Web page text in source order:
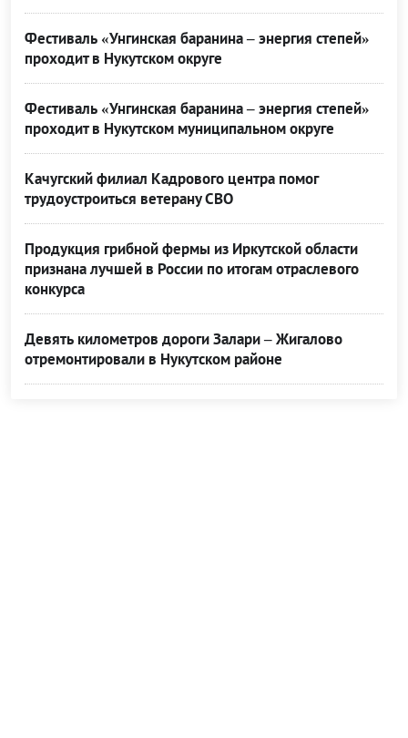
Фестиваль «Унгинская баранина – энергия степей»
проходит в Нукутском округе
Фестиваль «Унгинская баранина – энергия степей»
проходит в Нукутском муниципальном округе
Качугский филиал Кадрового центра помог
трудоустроиться ветерану СВО
Продукция грибной фермы из Иркутской области
признана лучшей в России по итогам отраслевого
конкурса
Девять километров дороги Залари – Жигалово
отремонтировали в Нукутском районе